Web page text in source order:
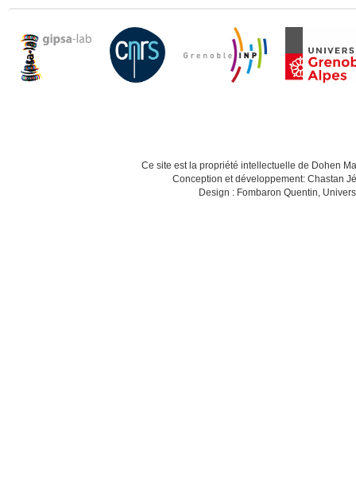
Ce site est la propriété intellectuelle de Dohen
Conception et développement: Chastan
Design : Fombaron Quentin,